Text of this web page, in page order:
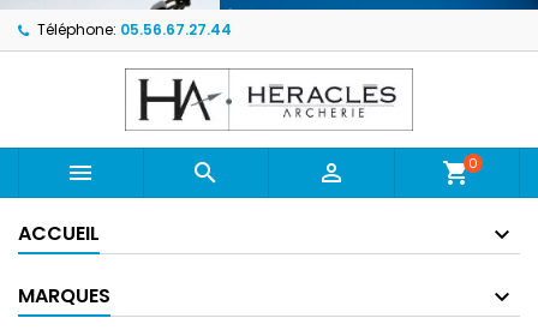
Téléphone: 05.56.67.27.44
   shopping_cart0
ACCUEIL
MARQUES